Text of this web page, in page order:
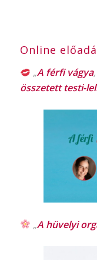
Online
„A férfi vágya
összetett testi-
„A hüvelyi